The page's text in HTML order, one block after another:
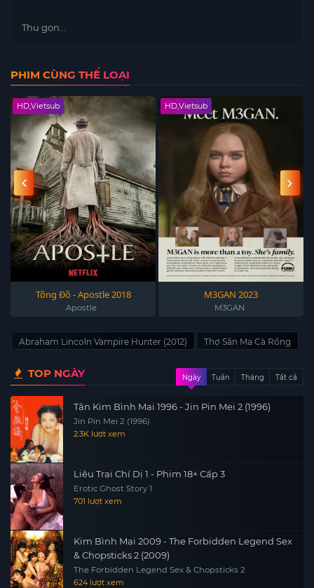
Thu gọn...
PHIM CÙNG THỂ LOẠI
HD,Vietsub
Tông Đồ - Apostle 2018
Apostle
HD,Vietsub
M3GAN 2023
M3GAN
Abraham Lincoln Vampire Hunter (2012) Thợ Săn Ma Cà Rồng
TOP NGÀY Ngày Tuần Tháng Tất cả
Tân Kim Bình Mai 1996 - Jin Pin Mei 2 (1996)
Jin Pin Mei 2 (1996)
2.3K lượt xem
Liêu Trai Chí Dị 1 - Phim 18+ Cấp 3
Erotic Ghost Story 1
701 lượt xem
Kim Bình Mai 2009 - The Forbidden Legend Sex
& Chopsticks 2 (2009)
The Forbidden Legend Sex & Chopsticks 2
624 lượt xem